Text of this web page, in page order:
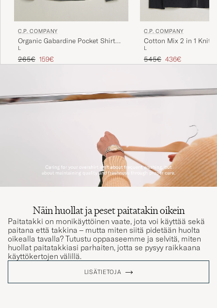
C.P. COMPANY
Organic Gabardine Pocket Shirt
Dark Grey
L
Tavallinen hinta
265€ Alennettu hinta
159€
C.P. COMPANY
Cotton Mix 2 in 1
Navy
L
Tavallinen hinta
545€ Alennettu hinta
436€
Näin huollat ja peset paitatakin oikein
Paitatakki on monikäyttöinen vaate, jota voi käyttää sekä
paitana että takkina – mutta miten siitä pidetään huolta
oikealla tavalla? Tutustu oppaaseemme ja selvitä, miten
huollat paitatakkiasi parhaiten, jotta se pysyy raikkaana
käyttökertojen välillä.
LISÄTIETOJA